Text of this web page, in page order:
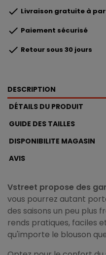
 Livraison gratuite à
 Paiement sécurisé
 Retour sous 30 jours
DESCRIPTION
DÉTAILS DU PRODUIT
GUIDE DES TAILLES
DISPONIBILITE MAGASIN
AVIS
Vstreet propose des
vous pourrez autant
des saisons un peu plus
rends pratiques, faciles
qu'importe le blouson